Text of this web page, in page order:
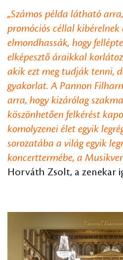
„Számos példa látható
promóciós céllal kibérelnek
elmondhassák, hogy
elképesztő áraikkal
akik ezt meg tudják tenni,
gyakorlat. A Pannon
arra, hogy kizárólag
köszönhetően felkérést
komolyzenei élet egyik
sorozatába a világ egyik
koncerttermébe, a
Horváth Zsolt, a zenekar